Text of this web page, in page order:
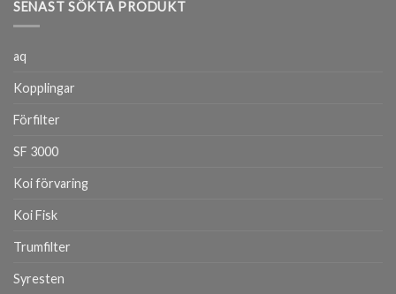
SENAST SÖKTA PRODUKT
aq
Kopplingar
Förfilter
SF 3000
Koi förvaring
Koi Fisk
Trumfilter
Syresten